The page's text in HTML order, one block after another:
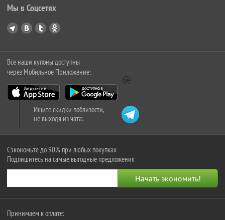
Мы в Соцсетях
Все наши купоны доступны
через Мобильное Приложение:
Ищите скидки поблизости,
не выходя из чата:
Сэкономьте до 90% при любых покупках
Подпишитесь на самые выгодные предложения
Принимаем к оплате: